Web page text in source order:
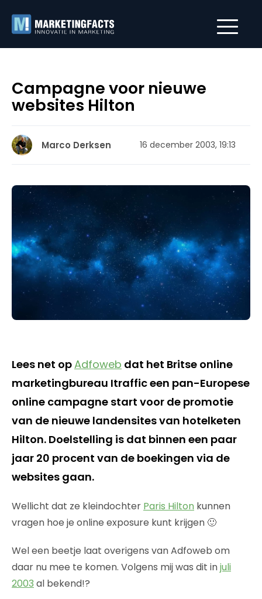
Campagne voor nieuwe
websites Hilton
Marco Derksen 16 december 2003, 19:13
Lees net opAdfoweb dat het Britse online
marketingbureau Itraffic een pan-Europese
online campagne start voor de promotie
van de nieuwe landensites van hotelketen
Hilton. Doelstelling is dat binnen een paar
jaar 20 procent van de boekingen via de
websites gaan.
Wellicht dat ze kleindochter Paris Hilton kunnen
vragen hoe je online exposure kunt krijgen 🙂
Wel een beetje laat overigens van Adfoweb om
daar nu mee te komen. Volgens mij was dit injuli
2003 al bekend!?